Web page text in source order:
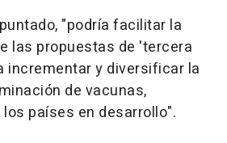
"podría facilitar la
las propuestas de 'tercera
incrementar y diversificar la
de vacunas,
países en desarrollo".